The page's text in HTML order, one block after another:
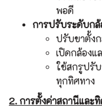
พอดี
การปรับระดับกล้
ปรับขาตั้ง
เปิดกล้องแ
ใช้สกรูปรั
ทุกทิศทาง
2. การตั้งค่าสถานีและทิ